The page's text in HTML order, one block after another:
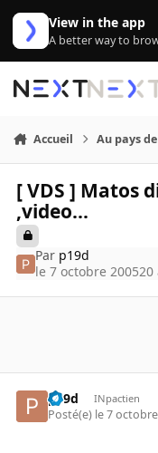
Aller au contenu
View in the app
A better way to
Accueil Au pays
[ VDS ] Matos
,video...
Par p19d
le 7 octobre 200520
p19d INpactien
Posté(e) le 7